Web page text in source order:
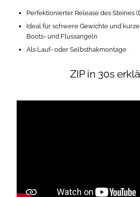
Perfektionierter Release des Steines
Ideal für schwere Gewichte und
Boots- und Flussangeln
Als Lauf- oder Selbsthakmontage
ZIP in 30s